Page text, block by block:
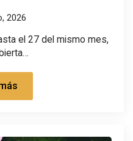
2026
el 27 del mismo mes,